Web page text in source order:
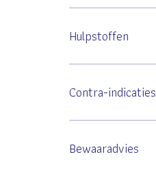
Hulpstoffen
Contra-indicaties
Bewaaradvies